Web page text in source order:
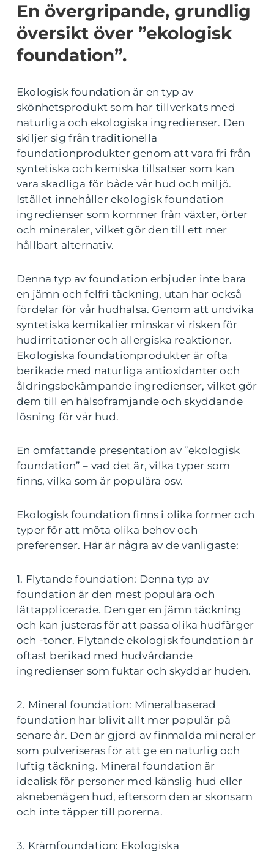
En övergripande, grundlig
översikt över ”ekologisk
foundation”.
Ekologisk foundation är en typ av
skönhetsprodukt som har tillverkats med
naturliga och ekologiska ingredienser. Den
skiljer sig från traditionella
foundationprodukter genom att vara fri från
syntetiska och kemiska tillsatser som kan
vara skadliga för både vår hud och miljö.
Istället innehåller ekologisk foundation
ingredienser som kommer från växter, örter
och mineraler, vilket gör den till ett mer
hållbart alternativ.
Denna typ av foundation erbjuder inte bara
en jämn och felfri täckning, utan har också
fördelar för vår hudhälsa. Genom att undvika
syntetiska kemikalier minskar vi risken för
hudirritationer och allergiska reaktioner.
Ekologiska foundationprodukter är ofta
berikade med naturliga antioxidanter och
åldringsbekämpande ingredienser, vilket gör
dem till en hälsofrämjande och skyddande
lösning för vår hud.
En omfattande presentation av ”ekologisk
foundation” – vad det är, vilka typer som
finns, vilka som är populära osv.
Ekologisk foundation finns i olika former och
typer för att möta olika behov och
preferenser. Här är några av de vanligaste:
1. Flytande foundation: Denna typ av
foundation är den mest populära och
lättapplicerade. Den ger en jämn täckning
och kan justeras för att passa olika hudfärger
och -toner. Flytande ekologisk foundation är
oftast berikad med hudvårdande
ingredienser som fuktar och skyddar huden.
2. Mineral foundation: Mineralbaserad
foundation har blivit allt mer populär på
senare år. Den är gjord av finmalda mineraler
som pulveriseras för att ge en naturlig och
luftig täckning. Mineral foundation är
idealisk för personer med känslig hud eller
aknebenägen hud, eftersom den är skonsam
och inte täpper till porerna.
3. Krämfoundation: Ekologiska